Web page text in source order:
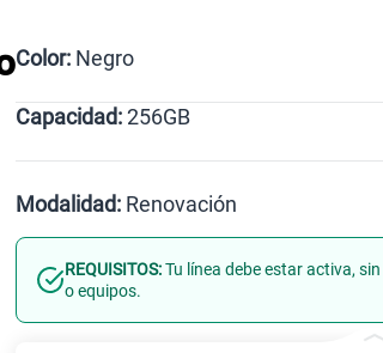
Color: Negro
Capacidad:256GB
Modalidad:Renovación
Línea Nueva Portabilidad
REQUISITOS: Tu línea debe estar activa,
o equipos.